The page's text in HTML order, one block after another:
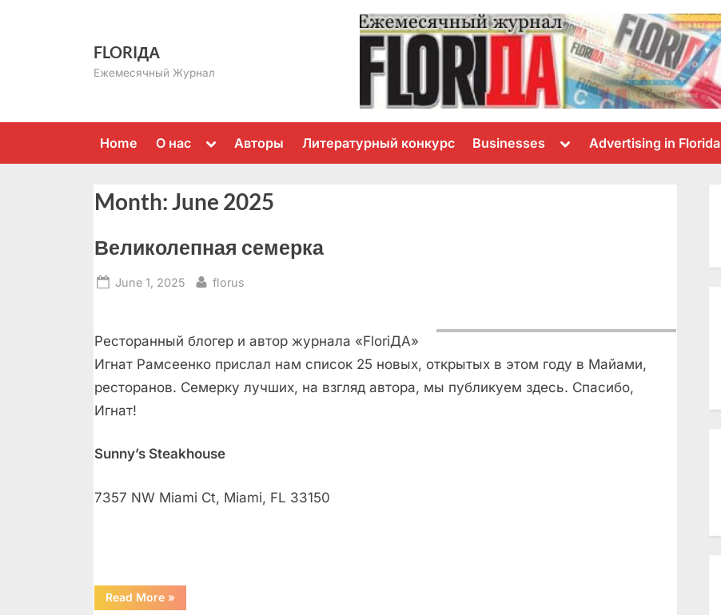
FLORIДА
Ежемесячный Журнал
Home О нас
Toggle
menu
Авторы Литературный конкурс Businesses
Toggle
menu
Advertising in Florida
Month:June 2025
Великолепная семерка
Posted
June 1, 2025 By
florus
Ресторанный блогер и автор журнала «FloriДА»
Игнат Рамсеенко прислал нам список 25 новых, открытых в этом году в Майами,
ресторанов. Семерку лучших, на взгляд автора, мы публикуем здесь. Спасибо,
Игнат!
Sunny’s Steakhouse
7357 NW Miami Ct, Miami, FL 33150
Read More“Великолепная
семерка”
»